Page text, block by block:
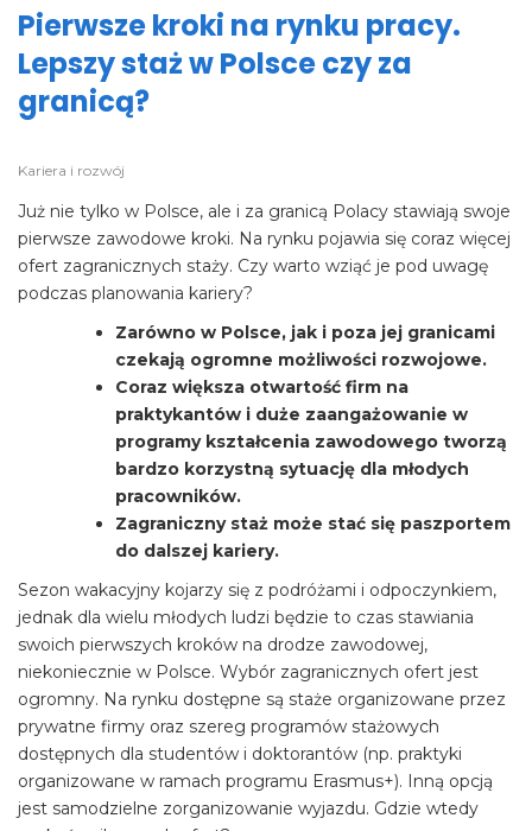
Pierwsze kroki na rynku pracy.
Lepszy staż w Polsce czy za
granicą?
Kariera i rozwój
Już nie tylko w Polsce, ale i za granicą Polacy stawiają swoje
pierwsze zawodowe kroki. Na rynku pojawia się coraz więcej
ofert zagranicznych staży. Czy warto wziąć je pod uwagę
podczas planowania kariery?
Zarówno w Polsce, jak i poza jej granicami
czekają ogromne możliwości rozwojowe.
Coraz większa otwartość firm na
praktykantów i duże zaangażowanie w
programy kształcenia zawodowego tworzą
bardzo korzystną sytuację dla młodych
pracowników.
Zagraniczny staż może stać się paszportem
do dalszej kariery.
Sezon wakacyjny kojarzy się z podróżami i odpoczynkiem,
jednak dla wielu młodych ludzi będzie to czas stawiania
swoich pierwszych kroków na drodze zawodowej,
niekoniecznie w Polsce. Wybór zagranicznych ofert jest
ogromny. Na rynku dostępne są staże organizowane przez
prywatne firmy oraz szereg programów stażowych
dostępnych dla studentów i doktorantów (np. praktyki
organizowane w ramach programu Erasmus+). Inną opcją
jest samodzielne zorganizowanie wyjazdu. Gdzie wtedy